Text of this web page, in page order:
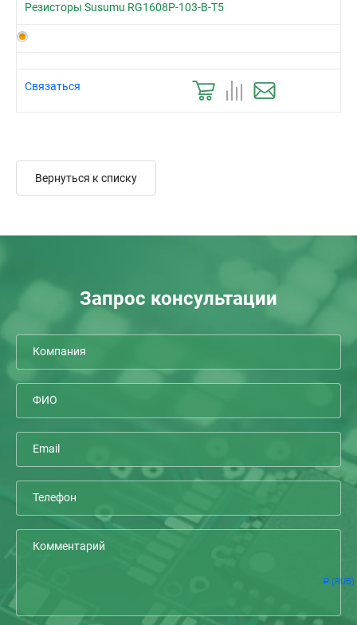
Р (RUB)
Резисторы Susumu RG1608P-103-B-T5
Связаться
Вернуться к списку
Запрос консультации